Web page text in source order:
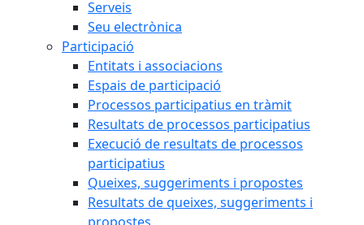
Serveis
Seu electrònica
Participació
Entitats i associacions
Espais de participació
Processos participatius en tràmit
Resultats de processos participatius
Execució de resultats de processos
participatius
Queixes, suggeriments i propostes
Resultats de queixes, suggeriments i